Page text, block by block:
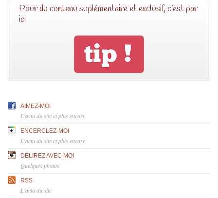
Pour du contenu suplémentaire et exclusif, c’est par
ici
AIMEZ-MOI
L'actu du site et plus encore
ENCERCLEZ-MOI
L'actu du site et plus encore
DÉLIREZ AVEC MOI
Quelques photos
RSS
L'actu du site